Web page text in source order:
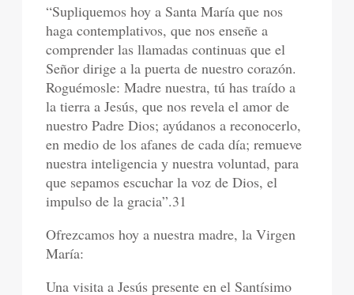
“Supliquemos hoy a Santa María que nos
haga contemplativos, que nos enseñe a
comprender las llamadas continuas que el
Señor dirige a la puerta de nuestro corazón.
Roguémosle: Madre nuestra, tú has traído a
la tierra a Jesús, que nos revela el amor de
nuestro Padre Dios; ayúdanos a reconocerlo,
en medio de los afanes de cada día; remueve
nuestra inteligencia y nuestra voluntad, para
que sepamos escuchar la voz de Dios, el
impulso de la gracia”.31
Ofrezcamos hoy a nuestra madre, la Virgen
María:
Una visita a Jesús presente en el Santísimo